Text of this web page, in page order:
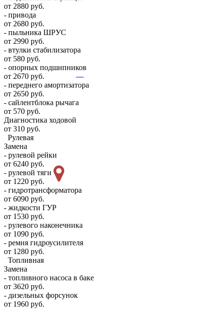
от 2880 руб.
- привода
от 2680 руб.
- пыльника ШРУС
от 2990 руб.
- втулки стабилизатора
от 580 руб.
- опорных подшипников
от 2670 руб.
- переднего амортизатора
от 2650 руб.
- сайлентблока рычага
от 570 руб.
Диагностика ходовой
от 310 руб.
Рулевая
Замена
- рулевой рейки
от 6240 руб.
- рулевой тяги
от 1220 руб.
- гидротрансформатора
от 6090 руб.
- жидкости ГУР
от 1530 руб.
- рулевого наконечника
от 1090 руб.
- ремня гидроусилителя
от 1280 руб.
Топливная
Замена
- топливного насоса в баке
от 3620 руб.
- дизельных форсунок
от 1960 руб.